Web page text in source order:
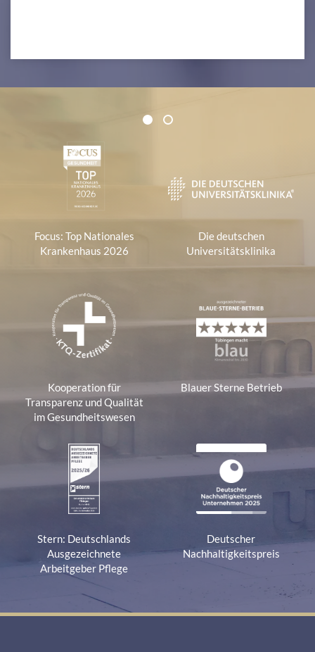
Zertifikate und Verbände
1 2
Focus: Top Nationales
Krankenhaus 2026
Die deutschen
Universitätsklinika
Kooperation für
Transparenz und Qualität
im Gesundheitswesen
Blauer Sterne Betrieb
Stern: Deutschlands
Ausgezeichnete
Arbeitgeber Pflege
Deutscher
Nachhaltigkeitspreis